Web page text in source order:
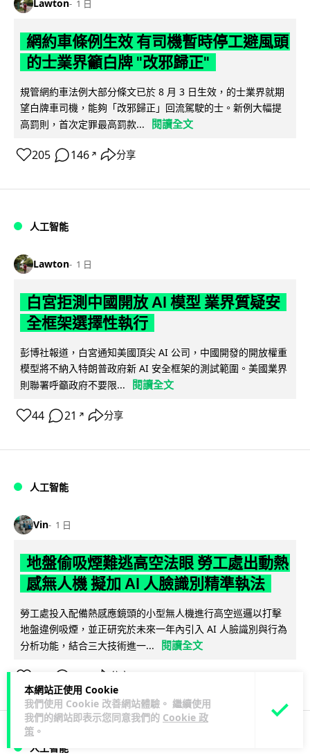
本網站正使用 Cookie
我們使用 Cookie 改善網站體驗。 繼續使用
我們的網站即表示您同意我們的 Cookie 政
策 。
Lawton 1 日
網約車條例生效 有司機暫時停工避風頭
的士業界籲白牌 "改邪歸正"
規管網約車法例大部分條文已於 8 月 3 日生效，的士業界就期
望白牌車司機，能夠「改邪歸正」回流駕駛的士。新例大幅提
高罰則，首次定罪最高罰款...
閱讀全文
205 146 ↗ 分享
人工智能
Lawton 1 日
白宮拒測中國開放 AI 模型 業界質疑安
全框架選擇性執行
彭博社報道，白宮通知美國頂尖 AI 公司，中國開發的開放權重
模型將不納入特朗普政府新 AI 安全框架的測試範圍。美國業界
則聯署呼籲政府不要限...
閱讀全文
44 21 ↗ 分享
人工智能
Vin 1 日
地盤偷吸煙難逃高空法眼 勞工處出動熱
感無人機 擬加 AI 人臉識別精準執法
勞工處投入配備熱感應鏡頭的小型無人機進行高空巡邏以打擊
地盤違例吸煙，並正研究於未來一年內引入 AI 人臉識別與行為
分析功能，結合三大技術進一...
閱讀全文
分享
人工智能